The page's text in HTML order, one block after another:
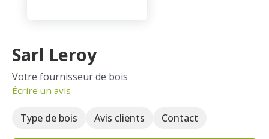
Sarl Leroy
Votre fournisseur de bois
Écrire un avis
Type de bois Avis clients Contact